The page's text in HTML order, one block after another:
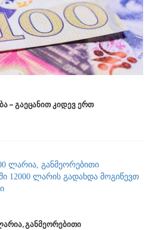
– გაეცანით კიდევ ერთ
განმეორებითი